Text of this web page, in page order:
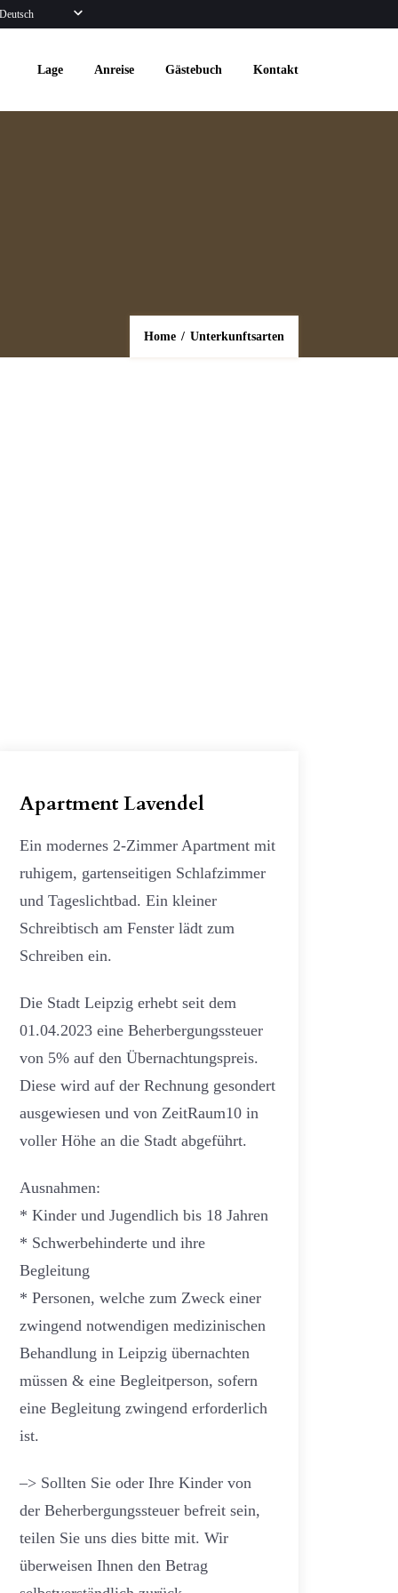
Deutsch
Lage Anreise Gästebuch Kontakt
Home / Unterkunftsarten
Apartment Lavendel
Ein modernes 2-Zimmer Apartment mit
ruhigem, gartenseitigen Schlafzimmer
und Tageslichtbad. Ein kleiner
Schreibtisch am Fenster lädt zum
Schreiben ein.
Die Stadt Leipzig erhebt seit dem
01.04.2023 eine Beherbergungssteuer
von 5% auf den Übernachtungspreis.
Diese wird auf der Rechnung gesondert
ausgewiesen und von ZeitRaum10 in
voller Höhe an die Stadt abgeführt.
Ausnahmen:
* Kinder und Jugendlich bis 18 Jahren
* Schwerbehinderte und ihre
Begleitung
* Personen, welche zum Zweck einer
zwingend notwendigen medizinischen
Behandlung in Leipzig übernachten
müssen & eine Begleitperson, sofern
eine Begleitung zwingend erforderlich
ist.
–> Sollten Sie oder Ihre Kinder von
der Beherbergungssteuer befreit sein,
teilen Sie uns dies bitte mit. Wir
überweisen Ihnen den Betrag